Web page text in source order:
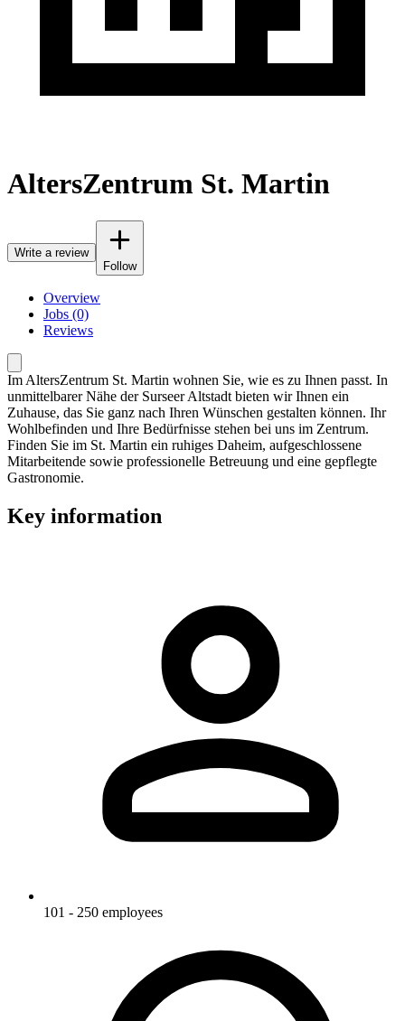
AltersZentrum St. Martin
Write a review
Follow
Overview
Jobs (0)
Reviews
Im AltersZentrum St. Martin wohnen Sie, wie es zu Ihnen passt. In
unmittelbarer Nähe der Surseer Altstadt bieten wir Ihnen ein
Zuhause, das Sie ganz nach Ihren Wünschen gestalten können. Ihr
Wohlbefinden und Ihre Bedürfnisse stehen bei uns im Zentrum.
Finden Sie im St. Martin ein ruhiges Daheim, aufgeschlossene
Mitarbeitende sowie professionelle Betreuung und eine gepflegte
Gastronomie.
Key information
101 - 250 employees